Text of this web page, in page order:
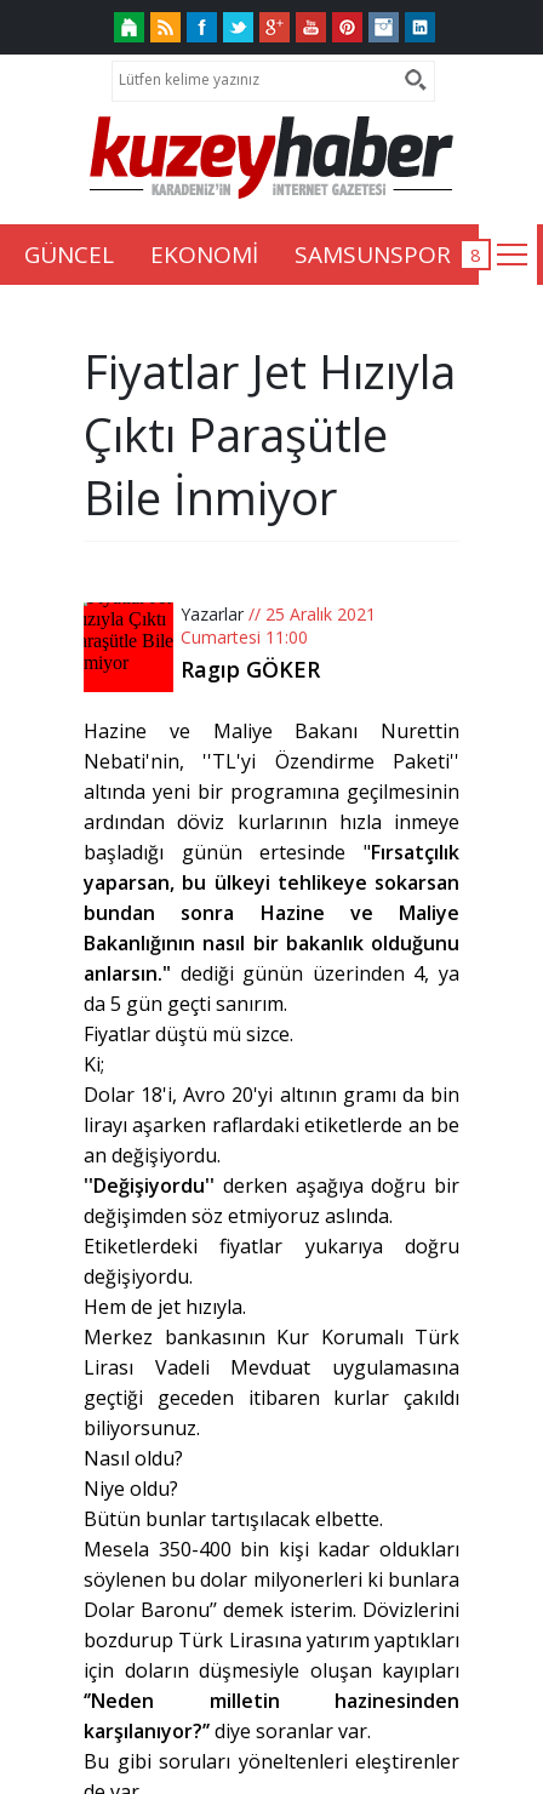
GÜNCEL EKONOMİ SAMSUNSPOR
Fiyatlar Jet Hızıyla
Çıktı Paraşütle
Bile İnmiyor
Yazarlar // 25 Aralık 2021
Cumartesi 11:00
Ragıp GÖKER
Hazine ve Maliye Bakanı Nurettin
Nebati'nin, ''TL'yi Özendirme Paketi''
altında yeni bir programına geçilmesinin
ardından döviz kurlarının hızla inmeye
başladığı günün ertesinde "Fırsatçılık
yaparsan, bu ülkeyi tehlikeye sokarsan
bundan sonra Hazine ve Maliye
Bakanlığının nasıl bir bakanlık olduğunu
anlarsın." dediği günün üzerinden 4, ya
da 5 gün geçti sanırım.
Fiyatlar düştü mü sizce.
Ki;
Dolar 18'i, Avro 20'yi altının gramı da bin
lirayı aşarken raflardaki etiketlerde an be
an değişiyordu.
''Değişiyordu'' derken aşağıya doğru bir
değişimden söz etmiyoruz aslında.
Etiketlerdeki fiyatlar yukarıya doğru
değişiyordu.
Hem de jet hızıyla.
Merkez bankasının Kur Korumalı Türk
Lirası Vadeli Mevduat uygulamasına
geçtiği geceden itibaren kurlar çakıldı
biliyorsunuz.
Nasıl oldu?
Niye oldu?
Bütün bunlar tartışılacak elbette.
Mesela 350-400 bin kişi kadar oldukları
söylenen bu dolar milyonerleri ki bunlara
Dolar Baronu’’ demek isterim. Dövizlerini
bozdurup Türk Lirasına yatırım yaptıkları
için doların düşmesiyle oluşan kayıpları
‘’Neden milletin hazinesinden
karşılanıyor?’’diye soranlar var.
Bu gibi soruları yöneltenleri eleştirenler